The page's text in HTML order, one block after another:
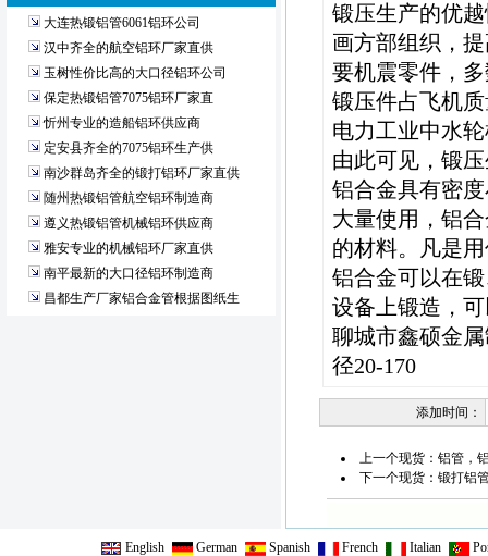
大连热锻铝管6061铝环公司
汉中齐全的航空铝环厂家直供
玉树性价比高的大口径铝环公司
保定热锻铝管7075铝环厂家直
忻州专业的造船铝环供应商
定安县齐全的7075铝环生产供
南沙群岛齐全的锻打铝环厂家直供
随州热锻铝管航空铝环制造商
遵义热锻铝管机械铝环供应商
雅安专业的机械铝环厂家直供
南平最新的大口径铝环制造商
昌都生产厂家铝合金管根据图纸生
锻压生产的优
画方部组织，
要机震零件，
锻压件占飞机
电力工业中水
由此可见，锻
铝合金具有密
大量使用，铝
的材料。凡是
铝合金可以在
设备上锻造，
聊城市鑫硕金
径20-170
添加时间：
上一个现货： 铝管，
下一个现货： 锻打铝
English German Spanish French Italian